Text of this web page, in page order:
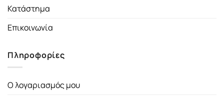
Κατάστημα
Επικοινωνία
Πληροφορίες
Ο λογαριασμός μου